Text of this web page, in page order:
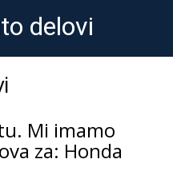
delovi
Mi imamo
za: Honda